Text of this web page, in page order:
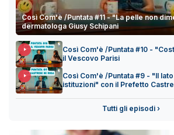
Così Com'è /Puntata #11 - "La pelle non
dermatologa Giusy Schipani
Così Com'è /Puntata #10 -
il Vescovo Parisi
Così Com'è /Puntata #9 - "Il
istituzioni" con il Prefetto
Tutti gli episodi ›